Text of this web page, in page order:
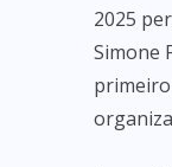
2025
Simone
primeiro